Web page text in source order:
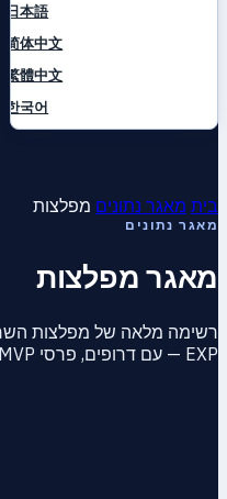
日本語
简体中文
繁體中文
한국어
בית מאגר נתונים מפלצות
מאגר נתונים
מאגר מפלצות
EXP — עם דרופים, פרסי MVP ומיקומי הופעה.